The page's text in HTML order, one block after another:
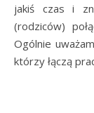
jakiś czas i
(rodziców)
Ogólnie
którzy łączą